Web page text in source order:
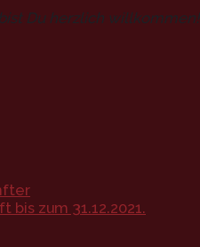
Du herzlich willkommen!
zum 31.12.2021.